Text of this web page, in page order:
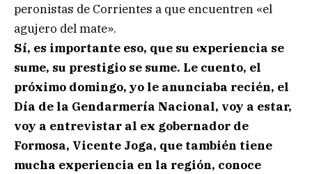
peronistas de Corrientes a que encuentren «el
agujero del mate».
Sí, es importante eso, que su experiencia se
sume, su prestigio se sume. Le cuento, el
próximo domingo, yo le anunciaba recién, el
Día de la Gendarmería Nacional, voy a estar,
voy a entrevistar al ex gobernador de
Formosa, Vicente Joga, que también tiene
mucha experiencia en la región, conoce